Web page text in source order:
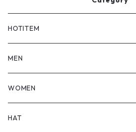
HOTITEM
MEN
TOPS
BOTTOMS
WOMEN
TOPS
HAT